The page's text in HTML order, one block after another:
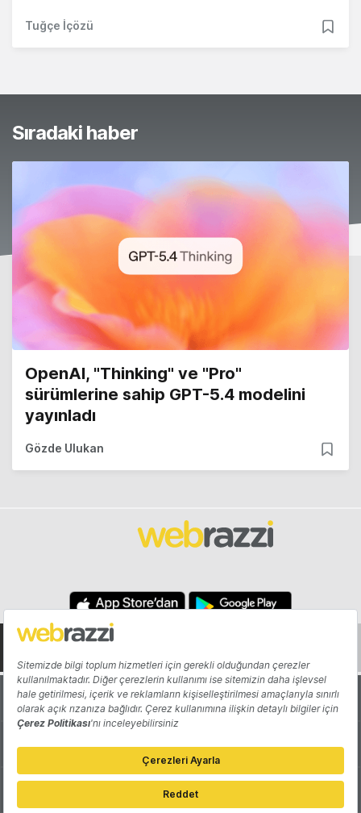
Tuğçe İçözü
Sıradaki haber
OpenAI, "Thinking" ve "Pro"
sürümlerine sahip GPT-5.4 modelini
yayınladı
Gözde Ulukan
Hakkında Yazarlar
Katkıda Bulun Reklam